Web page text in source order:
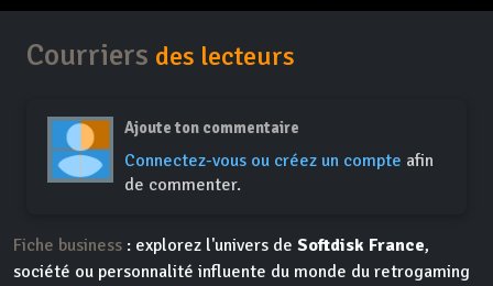
Courriers des lecteurs
Ajoute ton commentaire
Connectez-vous ou créez un compte afin
de commenter.
Fiche business : explorez l'univers de Softdisk France,
société ou personnalité influente du monde du retrogaming